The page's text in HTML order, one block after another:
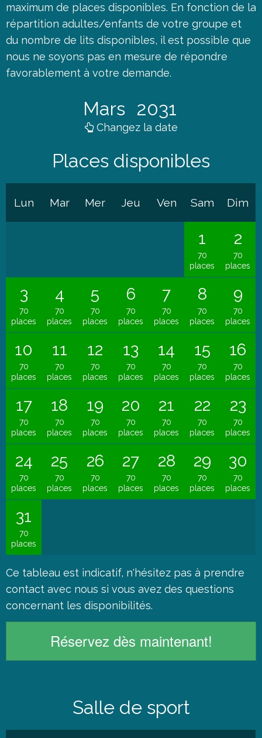
maximum de places disponibles. En fonction de la
répartition adultes/enfants de votre groupe et
du nombre de lits disponibles, il est possible que
nous ne soyons pas en mesure de répondre
favorablement à votre demande.
Mars 2031
Changez la date
Places disponibles
Lun Mar Mer Jeu Ven Sam Dim
1
70
places
2
70
places
3
70
places
4
70
places
5
70
places
6
70
places
7
70
places
8
70
places
9
70
places
10
70
places
11
70
places
12
70
places
13
70
places
14
70
places
15
70
places
16
70
places
17
70
places
18
70
places
19
70
places
20
70
places
21
70
places
22
70
places
23
70
places
24
70
places
25
70
places
26
70
places
27
70
places
28
70
places
29
70
places
30
70
places
31
70
places
Ce tableau est indicatif, n'hésitez pas à prendre
contact avec nous si vous avez des questions
concernant les disponibilités.
Réservez dès maintenant!
Salle de sport